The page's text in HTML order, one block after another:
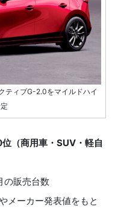
ティブG-2.0をマイルドハイ
商用車・SUV・軽自
の販売台数
メーカー発表値をもと